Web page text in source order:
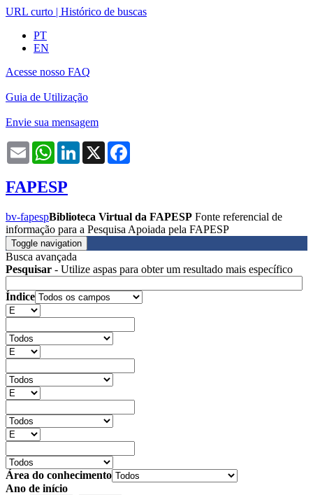
URL curto | Histórico de buscas
PT
EN
Acesse nosso FAQ
Guia de Utilização
Envie sua mensagem
Email WhatsAppLinkedIn
X
FAPESP
bv-fapespBiblioteca Virtual da FAPESP Fonte referencial de
informação para a Pesquisa Apoiada pela FAPESP
Toggle navigation
Busca avançada
Pesquisar - Utilize aspas para obter um resultado mais específico
Índice
Área do conhecimento
Ano de início